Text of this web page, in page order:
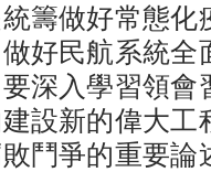
籌做好常態化
好民航系統全
深入學習領會
設新的偉大工
鬥爭的重要論